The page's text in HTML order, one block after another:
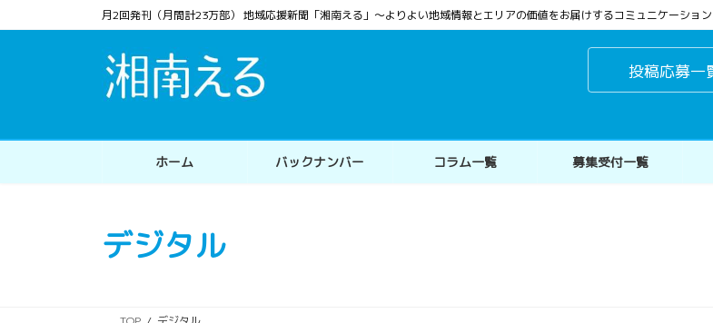
ン
ス
ビ
ン
月2回発刊（月間計23万部） 地域応援新聞「湘南える」〜よりよい地域情報とエリアの価値をお届けするコミュニケーショ
投稿応募一
ホーム バックナンバー コラム一覧 募集受付一覧
デジタル